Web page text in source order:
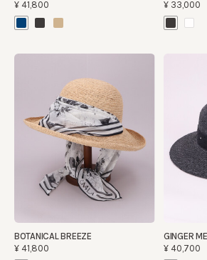
¥41,800
¥33,000
BOTANICAL BREEZE
¥41,800
GINGER ME
¥40,700